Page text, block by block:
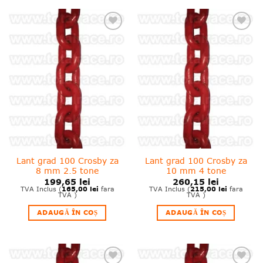
Lant grad 100 Crosby za
8 mm 2.5 tone
199,65 lei
TVA Inclus (165,00 lei fara
TVA )
ADAUGĂ ÎN COȘ
Lant grad 100 Crosby za
10 mm 4 tone
260,15 lei
TVA Inclus (215,00 lei fara
TVA )
ADAUGĂ ÎN COȘ